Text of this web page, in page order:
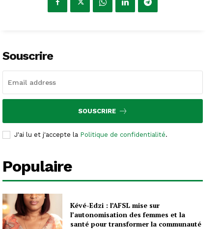
Souscrire
SOUSCRIRE
J'ai lu et j'accepte la Politique de confidentialité.
Populaire
Kévé-Edzi : l’AFSL mise sur
l’autonomisation des femmes et la
santé pour transformer la communauté